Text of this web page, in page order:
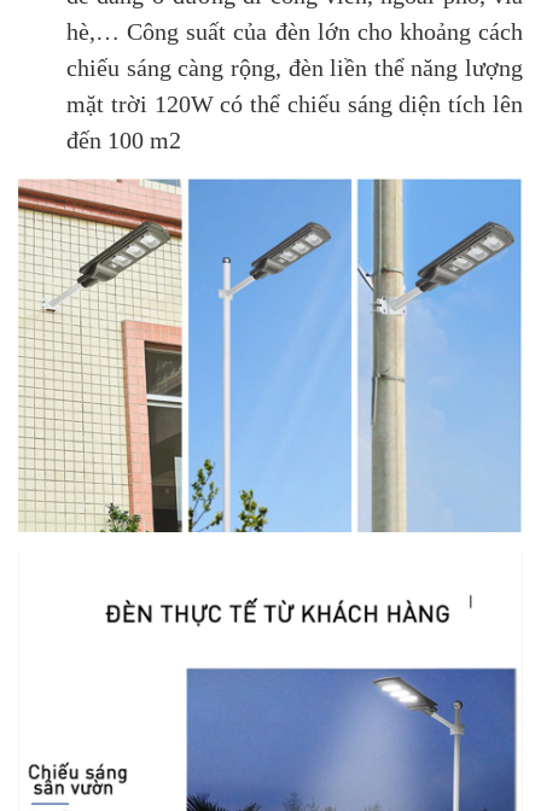
hè,… Công suất của đèn lớn cho khoảng cách
chiếu sáng càng rộng, đèn liền thể năng lượng
mặt trời 120W có thể chiếu sáng diện tích lên
đến 100 m2